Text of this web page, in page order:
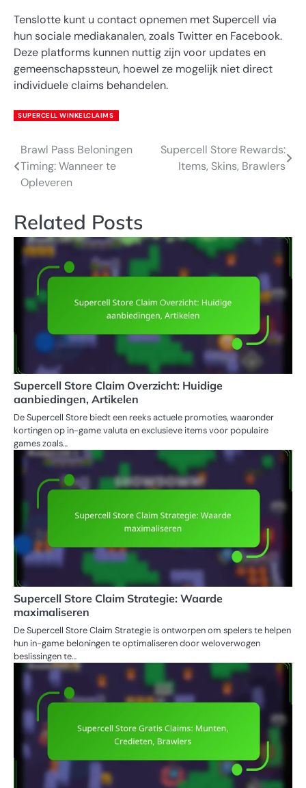
Tenslotte kunt u contact opnemen met Supercell via
hun sociale mediakanalen, zoals Twitter en Facebook.
Deze platforms kunnen nuttig zijn voor updates en
gemeenschapssteun, hoewel ze mogelijk niet direct
individuele claims behandelen.
SUPERCELL WINKELCLAIMS
Post
navigation
Brawl Pass Beloningen
Timing: Wanneer te
Opleveren
Supercell Store Rewards:
Items, Skins, Brawlers
Related Posts
Supercell Store Claim Overzicht: Huidige
aanbiedingen, Artikelen
De Supercell Store biedt een reeks actuele promoties, waaronder
kortingen op in-game valuta en exclusieve items voor populaire
games zoals…
Supercell Store Claim Strategie: Waarde
maximaliseren
De Supercell Store Claim Strategie is ontworpen om spelers te helpen
hun in-game beloningen te optimaliseren door weloverwogen
beslissingen te…